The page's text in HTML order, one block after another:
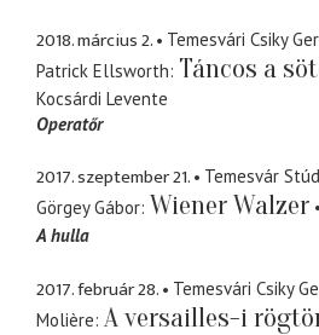
2018. március 2.
Temesvári Csiky
Patrick Ellsworth Táncos a
Kocsárdi Levente
Operatőr
2017. szeptember 21.
Temesvár
Görgey Gábor Wiener Walzer
A hulla
2017. február 28.
Temesvári Csiky
Molière A versailles-i